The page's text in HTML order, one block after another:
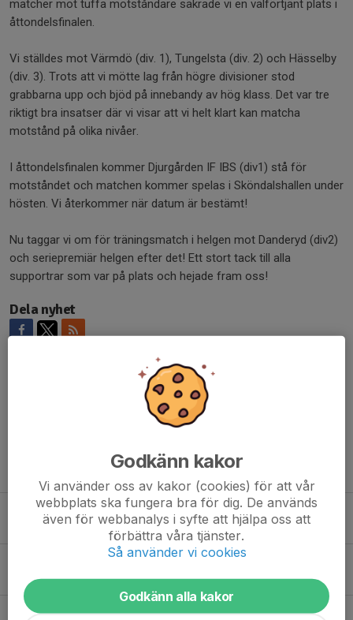
matcher mot tuffa motståndare säkrade vi en välförtjänt plats i
åttondelsfinalen.
Vi ställdes mot Värmdö (div. 1), Tungelsta (div. 2) och Hässelby
(div. 3). Trots att vi mötte lag från högre divisioner stod
grabbarna upp och bjöd på innebandy av hög klass. Det var tre
riktigt bra insatser där vi visar att vi helt klart kan matcha
motstånd på olika nivåer.
I åttondelsfinalen kommer Djurgården IF IBS (div1) stå för
motståndet och matchen kommer spelas i Sköndalshallen under
hösten. Vi återkommer när datum är bestämt!
Nu taggar vi om för träningsmatch i helgen mot Danderyd (div2)
och seriepremiär helgen efter det! Ett stort tack till alla
supportrar som var på plats och hejade fram oss!
Dela nyhet
Tidigare nyheter
Inför helgens match mot Hammarbyhöjden
10 okt 2025 0
Tung förlust i sen seriepremiär
29 sep 2025 0
Inför seriepremiären mot Älvsjö
Godkänn kakor
Vi använder oss av kakor (cookies) för att vår
webbplats ska fungera bra för dig. De används
även för webbanalys i syfte att hjälpa oss att
förbättra våra tjänster.
Så använder vi cookies
Godkänn alla kakor